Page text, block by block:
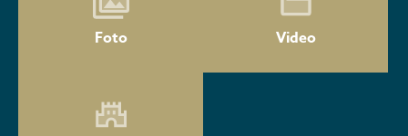
Foto Video